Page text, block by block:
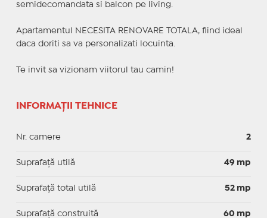
semidecomandata si balcon pe living.
Apartamentul NECESITA RENOVARE TOTALA, fiind ideal
daca doriti sa va personalizati locuinta.
Te invit sa vizionam viitorul tau camin!
INFORMAȚII TEHNICE
Nr. camere 2
Suprafaţă utilă 49 mp
Suprafaţă total utilă 52 mp
Suprafaţă construită 60 mp